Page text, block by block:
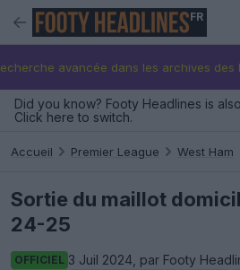
FR
avancée dans les archives des
Did you know? Footy Headlines is
Click here to switch.
Accueil Premier League West Ham
Sortie du maillot
24-25
OFFICIEL 3 Juil 2024, par Footy